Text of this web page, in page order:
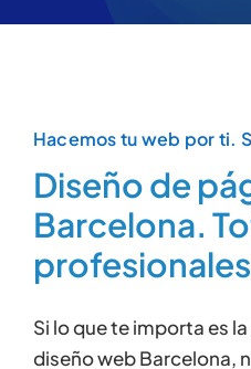
Contactar
Hacemos tu web por ti.
Diseño de
Barcelona.
Si lo que te importa es
diseño web Barcelona,